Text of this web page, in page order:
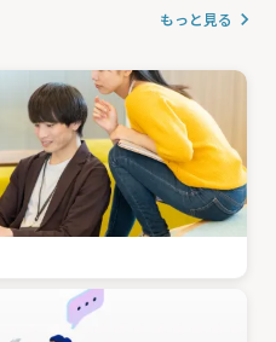
もっと見る keyboard_arrow_right